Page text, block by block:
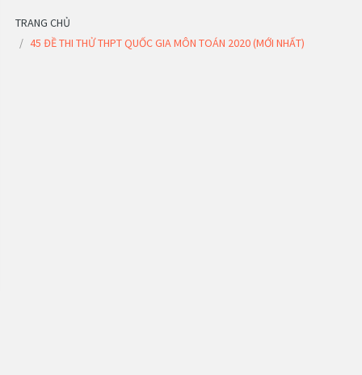
TRANG CHỦ
45 ĐỀ THI THỬ THPT QUỐC GIA MÔN TOÁN 2020 (MỚI NHẤT)